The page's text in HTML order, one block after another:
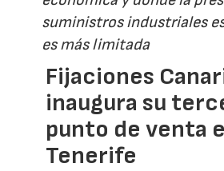
suministros industriales
es más limitada
Fijaciones
inaugura su
punto de venta
Tenerife